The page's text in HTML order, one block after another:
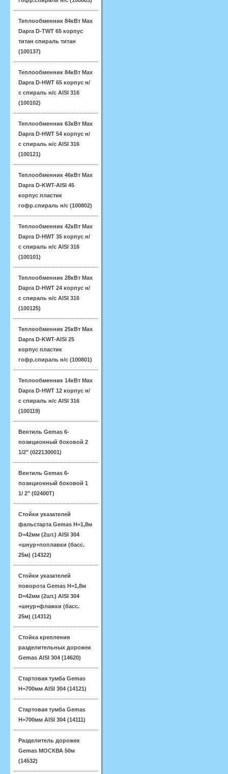
Теплообменник 84кВт Max
Dapra D-TWT 65 корпус
титан спираль титан
(100137)
Теплообменник 84кВт Max
Dapra D-HWT 65 корпус н/
с спираль н/с AISI 316
(100102)
Теплообменник 63кВт Max
Dapra D-HWT 54 корпус н/
с спираль н/с AISI 316
(100121)
Теплообменник 46кВт Max
Dapra D-KWT-AISI 45
корпус пластик
гофр.спираль н/с (100802)
Теплообменник 42кВт Max
Dapra D-HWT 35 корпус н/
с спираль н/с AISI 316
(100101)
Теплообменник 28кВт Max
Dapra D-HWT 24 корпус н/
с спираль н/с AISI 316
(100125)
Теплообменник 25кВт Max
Dapra D-KWT-AISI 25
корпус пластик
гофр.спираль н/с (100801)
Теплообменник 14кВт Max
Dapra D-HWT 12 корпус н/
с спираль н/с AISI 316
(100119)
Вентиль Gemas 6-
позиционный боковой 2
1/2" (022130001)
Вентиль Gemas 6-
позиционный боковой 1
1/ 2" (02400T)
Стойки указателей
фальстарта Gemas H=1,8м
D=42мм (2шт.) AISI 304
+шнур+поплавки (басс.
25м) (14322)
Стойки указателей
поворота Gemas H=1,8м
D=42мм (2шт.) AISI 304
+шнур+флажки (басс.
25м) (14312)
Стойка крепления
разделительных дорожек
Gemas AISI 304 (14620)
Стартовая тумба Gemas
H=700мм AISI 304 (14121)
Стартовая тумба Gemas
H=700мм AISI 304 (14111)
Разделитель дорожек
Gemas МОСКВА 50м
(14532)